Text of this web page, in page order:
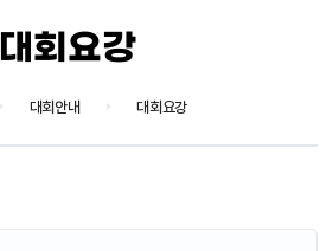
대회요강
대회안내 대회요강